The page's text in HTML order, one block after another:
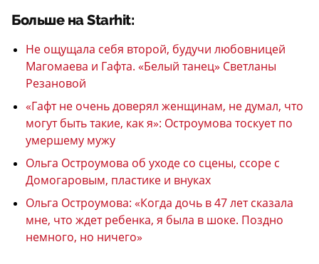
Больше на Starhit:
Не ощущала себя второй, будучи любовницей
Магомаева и Гафта. «Белый танец» Светланы
Резановой
«Гафт не очень доверял женщинам, не думал, что
могут быть такие, как я»: Остроумова тоскует по
умершему мужу
Ольга Остроумова об уходе со сцены, ссоре с
Домогаровым, пластике и внуках
Ольга Остроумова: «Когда дочь в 47 лет сказала
мне, что ждет ребенка, я была в шоке. Поздно
немного, но ничего»